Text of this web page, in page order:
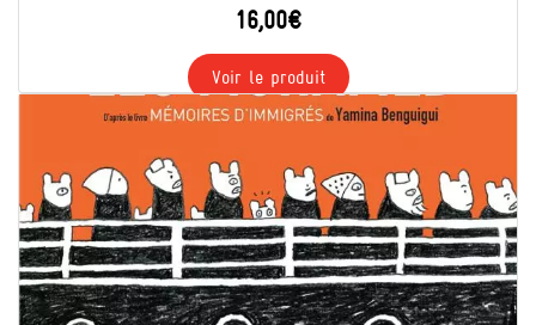
16,00€
Voir le produit